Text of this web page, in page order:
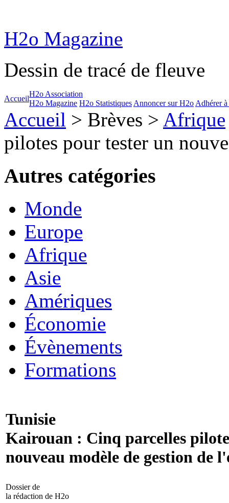
H2o Magazine
Dessin de tracé de fleuve
Accueil
H2o Association
H2o Magazine H2o Statistiques Annoncer sur H2o Adhérer
Accueil > Brèves > Afrique
pilotes pour tester un
Autres catégories
Monde
Europe
Afrique
Asie
Amériques
Économie
Évènements
Formations
Tunisie
Kairouan : Cinq parcelles
nouveau modèle de gestion de
Dossier de
la rédaction de H2o